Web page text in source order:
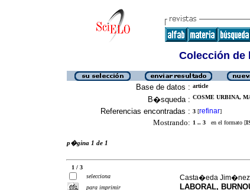
Colección de
Base de datos : article
B�squeda : COSME URBINA,
Referencias encontradas : 3 [refinar]
Mostrando: 1 .. 3 en el formato [
p�gina 1 de 1
1 / 3
selecciona
para imprimir
Casta�eda Jim�nez
LABORAL,